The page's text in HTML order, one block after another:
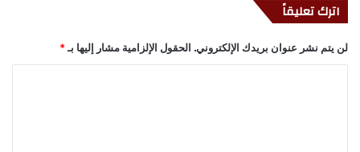
اترك تعليقاً
لن يتم نشر عنوان بريدك الإلكتروني. الحقول الإلزامية مشار إليها بـ *